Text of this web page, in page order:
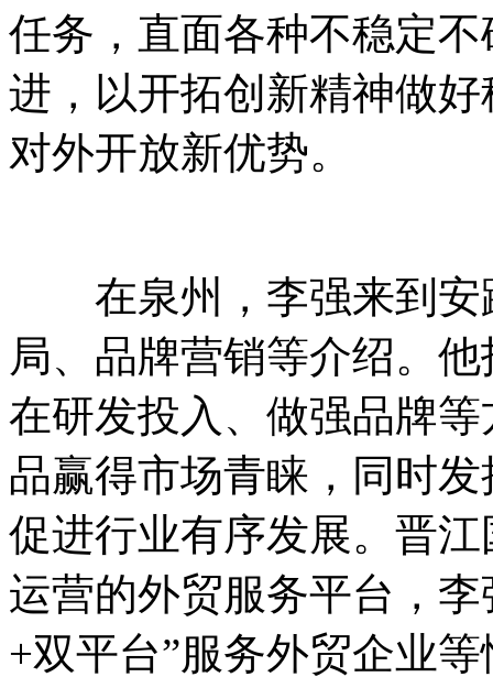
任务，直面各种不稳定
进，以开拓创新精神做
对外开放新优势。
在泉州，李强来到安
局、品牌营销等介绍。
在研发投入、做强品牌
品赢得市场青睐，同时
促进行业有序发展。晋
运营的外贸服务平台，
+双平台”服务外贸企业